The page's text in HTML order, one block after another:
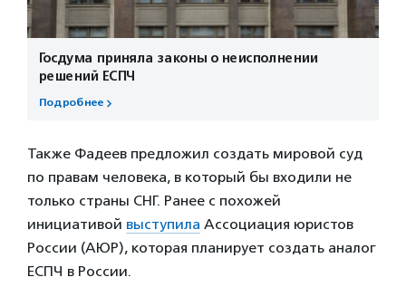
Госдума приняла законы о неисполнении
решений ЕСПЧ
Подробнее
Также Фадеев предложил создать мировой суд
по правам человека, в который бы входили не
только страны СНГ. Ранее с похожей
инициативой выступила Ассоциация юристов
России (АЮР), которая планирует создать аналог
ЕСПЧ в России.